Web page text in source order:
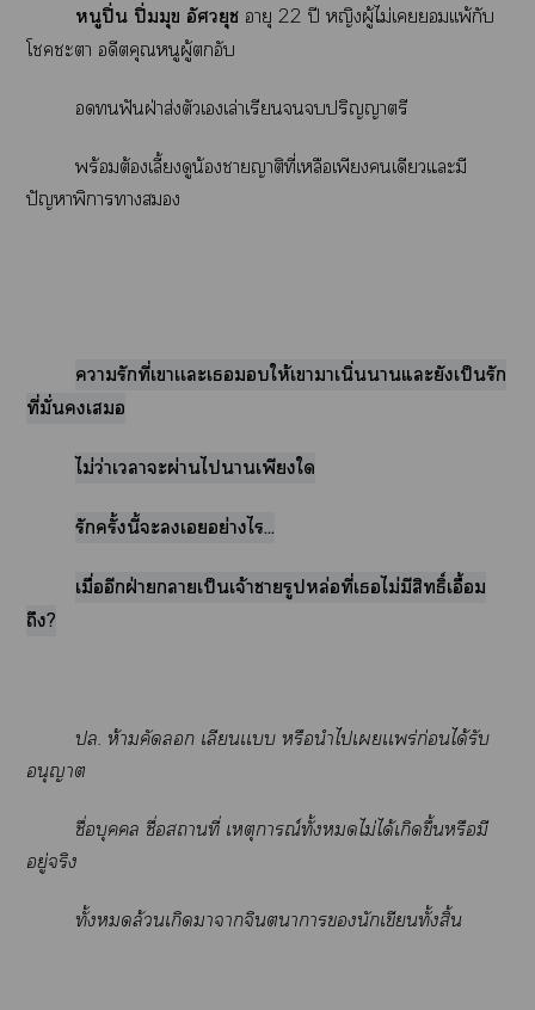
หนูปิ่น ปิ่มมุข อัศวยุชอายุ 22 ปี หญิงผู้ไม่เเเพ้กับ
โะา อดีตคุณหนูผู้ตกอับ
ฟันฝ่าส่งตัวเเล่าเรียนปริญญาตรี
พร้อมต้องเลี้ยงดูน้องาญาติที่เหลือเพียงเดียวแะมี
ปัญหาพิการา
ารักที่เาเเะเให้เาาเนิ่นนานแะยังเป็นรัก
ที่มั่นเ
ไม่ว่าเาะผ่านไาเพียงใ
รักครั้งนี้ะเอย่างไร...
เมื่ออีกฝ่ายาเป็นเจ้าารูปหล่อที่เไม่มีสิทธิ์เอื้อม
ถึง?
ปล. ห้ามคัด เลียนเเบบ หรือนำไเเเร่ก่อนได้รับ
อนุญาต
ชื่อบุคคล ชื่อสถานที่ เหตุการณ์ทั้งไม่ได้เกิดขึ้นหรือมี
อยู่จริง
ทั้งล้วนเกิดาาจินตนาการนักเขียนทั้งสิ้น